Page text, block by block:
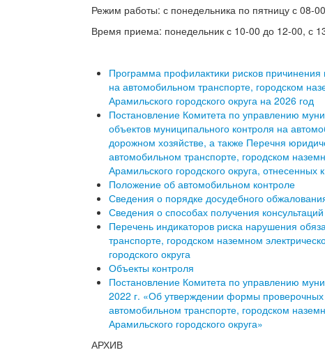
Режим работы: с понедельника по пятницу с 08-
Время приема: понедельник с 10-00 до 12-00, с
Программа профилактики рисков
на автомобильном транспорте, городском
Арамильского городского округа на 2026 год
Постановление Комитета по управлению
объектов муниципального контроля на
дорожном хозяйстве, а также Перечня
автомобильном транспорте, городском
Арамильского городского округа,
Положение об автомобильном контроле
Сведения о порядке досудебного
Сведения о способах получения консультаций
Перечень индикаторов риска нарушения
транспорте, городском наземном
городского округа
Объекты контроля
Постановление Комитета по управлению
2022 г. «Об утверждении формы
автомобильном транспорте, городском
Арамильского городского округа»
АРХИВ